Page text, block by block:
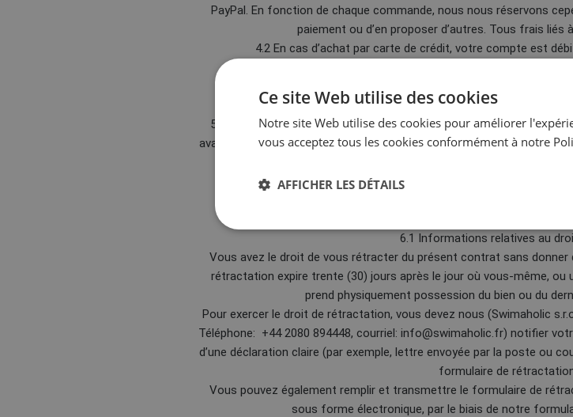
PayPal. En fonction de chaque commande, nous nous réservons
paiement ou d’en proposer d’autres. Tous frais
4.2 En cas d’achat par carte de crédit, votre compte est
5.1 Les chèques cadeaux sont des bons de
5.2 Pour pouvoir utiliser l’avoir correspondant à un chèque cadeau,
avant l’envoi de votre commande. L’avoir matérialisé par les chèques
6. DROIT DE RETRACTATION LEGAL LORS DE
6.1 Informations relatives au
Vous avez le droit de vous rétracter du présent contrat sans
rétractation expire trente (30) jours après le jour où vous-même,
prend physiquement possession du bien ou du
Pour exercer le droit de rétractation, vous devez nous (Swimaholic
Téléphone: +44 2080 894448, courriel: info@swimaholic.fr) notifier
d’une déclaration claire (par exemple, lettre envoyée par la poste ou
formulaire de
Vous pouvez également remplir et transmettre le formulaire de
sous forme électronique, par le biais de notre
Ce site Web utilise des cookies
Notre site Web utilise des cookies pour améliorer
vous acceptez tous les cookies conformément à notre
AFFICHER LES DÉTAILS